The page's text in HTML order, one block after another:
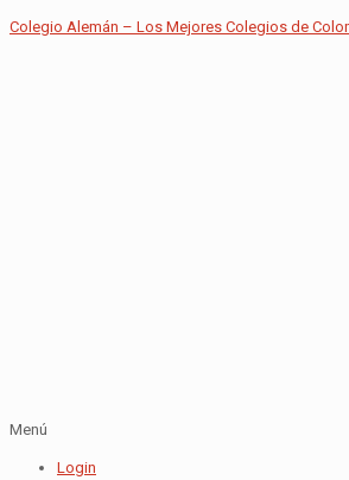
Colegio Alemán – Los Mejores Colegios de
Menú
Login